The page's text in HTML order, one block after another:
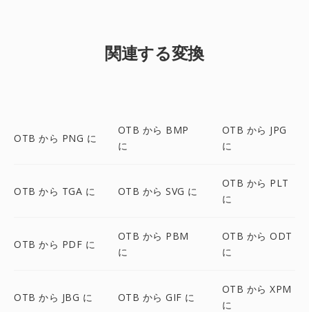
関連する変換
OTB から PNG に
OTB から BMP
に
OTB から JPG
に
OTB から TGA に OTB から SVG に
OTB から PLT
に
OTB から PDF に
OTB から PBM
に
OTB から ODT
に
OTB から JBG に OTB から GIF に
OTB から XPM
に